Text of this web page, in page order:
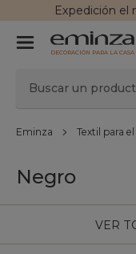
Expedición el
DECORACIÓN PARA LA CASA
Eminza Textil para
Negro
VER